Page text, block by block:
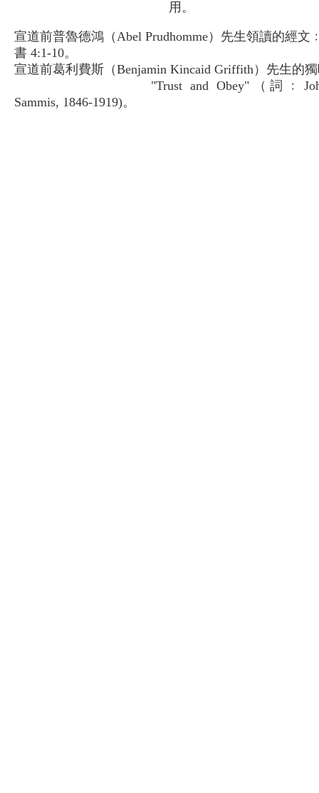
用。
宣道前普魯德鴻（Abel Prudhomme）先生領讀的經文
書 4:1-10。
宣道前葛利費斯（Benjamin Kincaid Griffith）先生的
"Trust and Obey"（詞
Sammis, 1846-1919)。